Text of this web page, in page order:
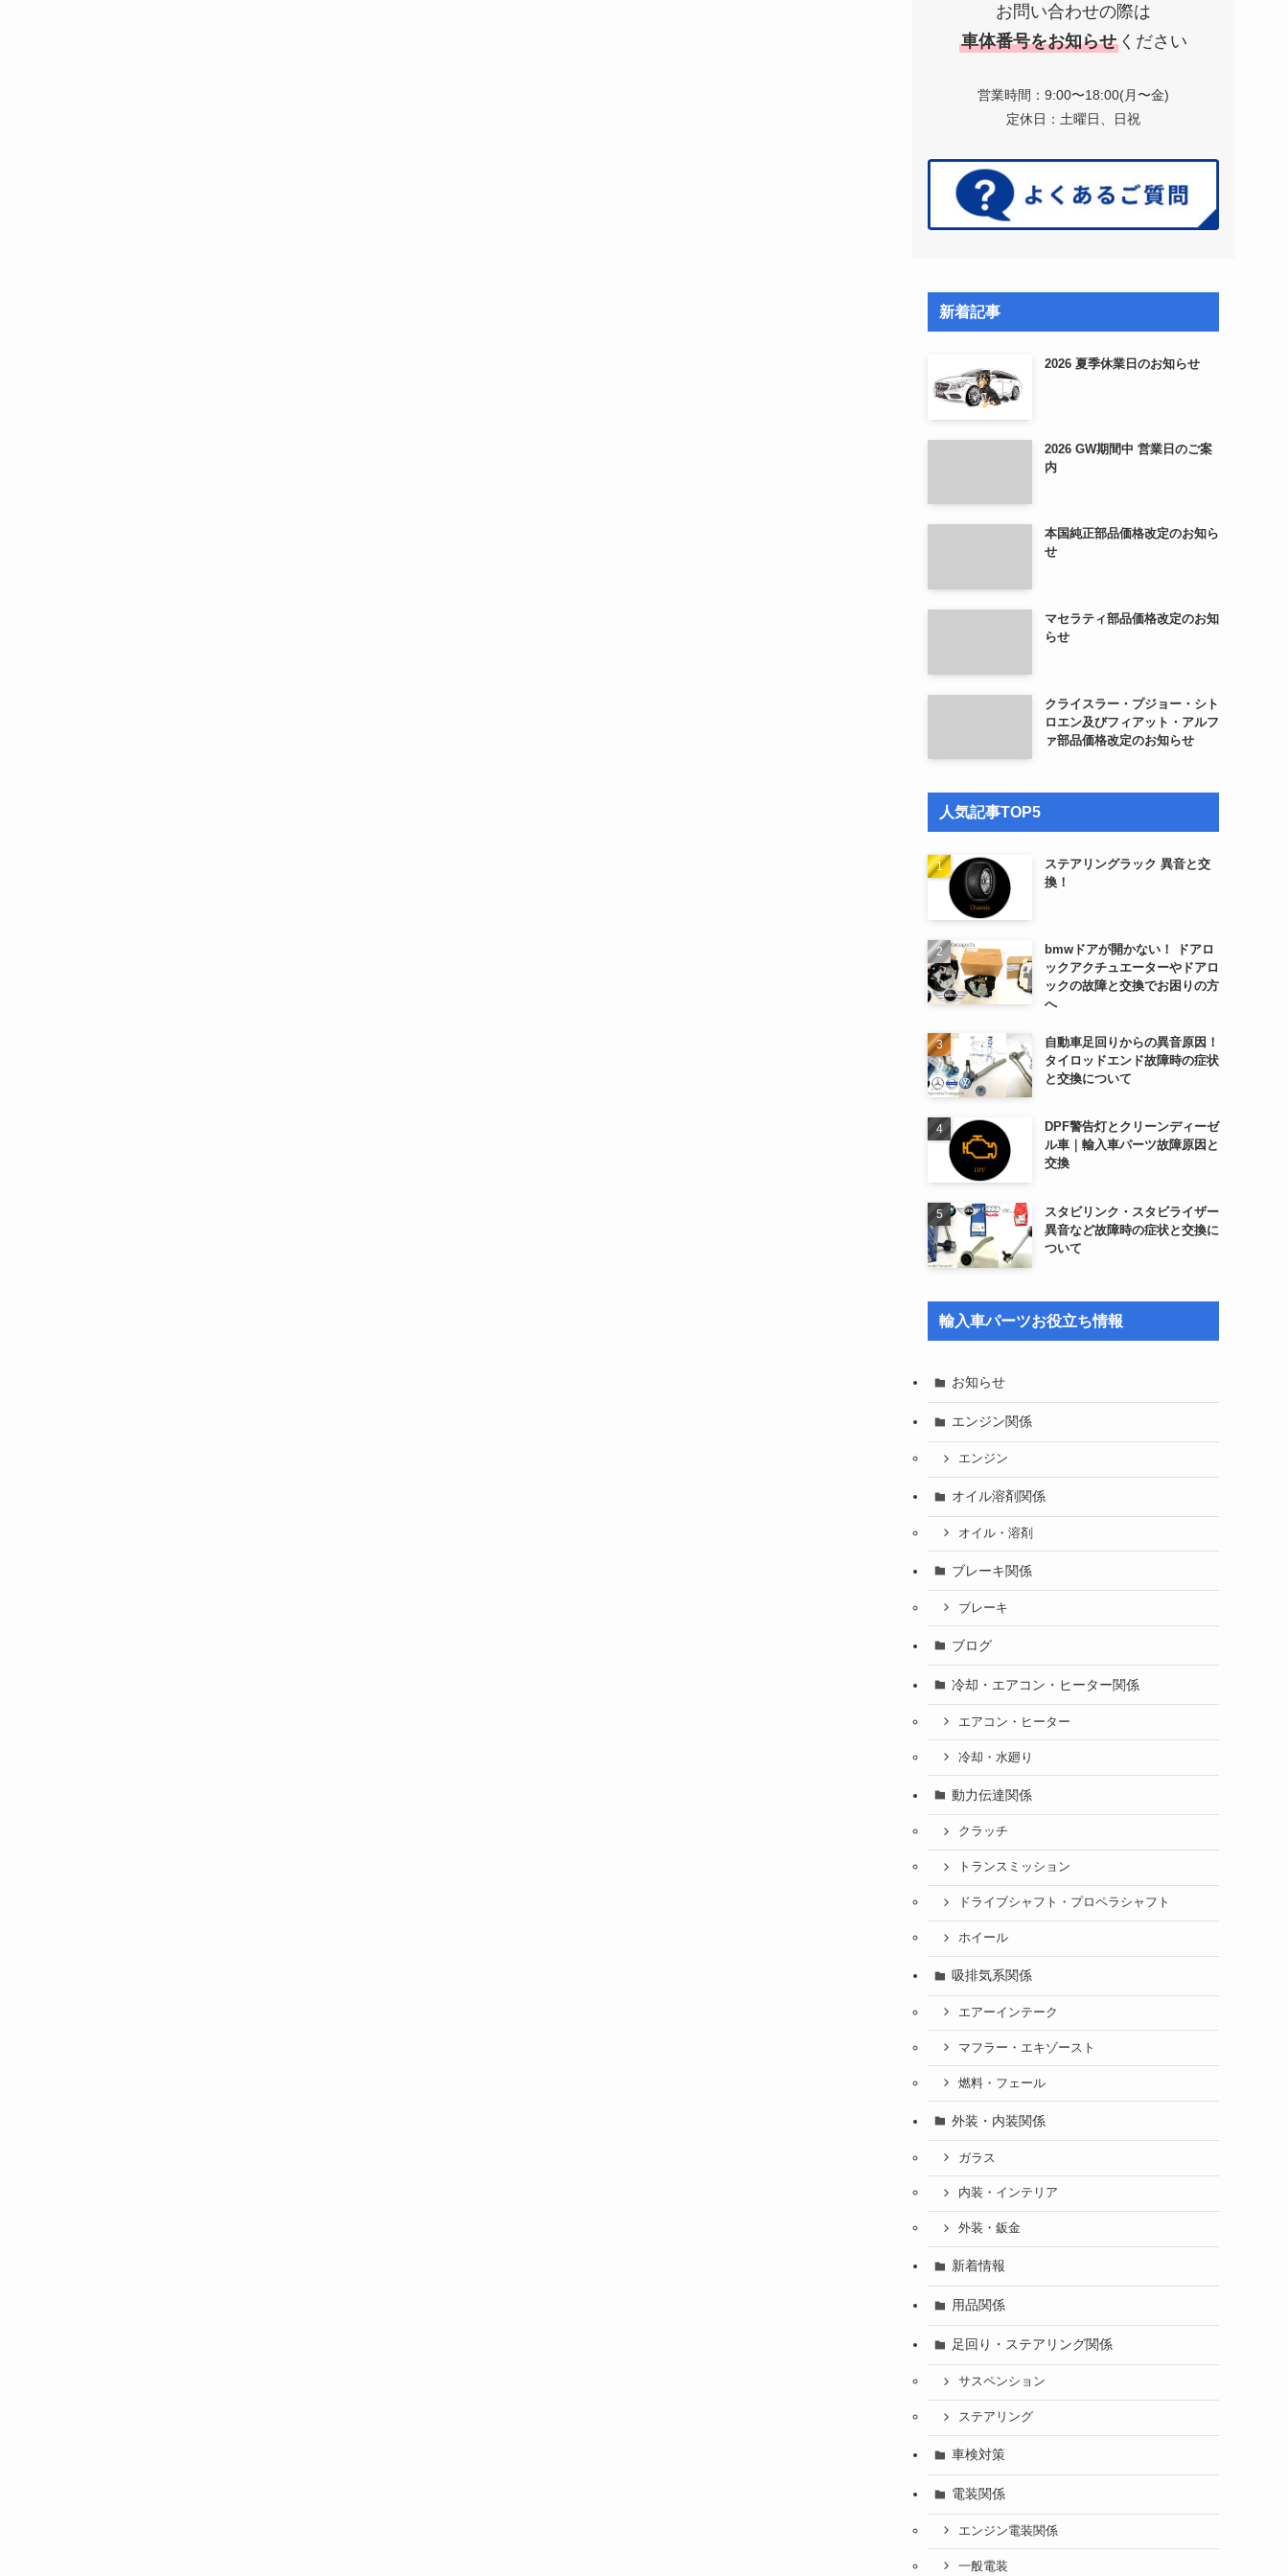
お問い合わせの際は
車体番号をお知らせ ください
営業時間：9:00〜18:00(月〜金)
定休日：土曜日、日祝
新着記事
2026 夏季休業日のお知らせ
2026 GW期間中 営業日のご案
内
本国純正部品価格改定のお知ら
せ
マセラティ部品価格改定のお知
らせ
クライスラー・プジョー・シト
ロエン及びフィアット・アルフ
ァ部品価格改定のお知らせ
人気記事TOP5
ステアリングラック 異音と交
換！
bmwドアが開かない！ ドアロ
ックアクチュエーターやドアロ
ックの故障と交換でお困りの方
へ
自動車足回りからの異音原因！
タイロッドエンド故障時の症状
と交換について
DPF警告灯とクリーンディーゼ
ル車｜輸入車パーツ故障原因と
交換
スタビリンク・スタビライザー
異音など故障時の症状と交換に
ついて
輸入車パーツお役立ち情報
お知らせ
エンジン関係
エンジン
オイル溶剤関係
オイル・溶剤
ブレーキ関係
ブレーキ
ブログ
冷却・エアコン・ヒーター関係
エアコン・ヒーター
冷却・水廻り
動力伝達関係
クラッチ
トランスミッション
ドライブシャフト・プロペラシャフト
ホイール
吸排気系関係
エアーインテーク
マフラー・エキゾースト
燃料・フェール
外装・内装関係
ガラス
内装・インテリア
外装・鈑金
新着情報
用品関係
足回り・ステアリング関係
サスペンション
ステアリング
車検対策
電装関係
エンジン電装関係
一般電装